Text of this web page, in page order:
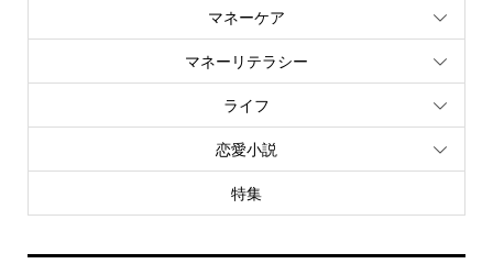
マネーケア
マネーリテラシー
ライフ
恋愛小説
特集